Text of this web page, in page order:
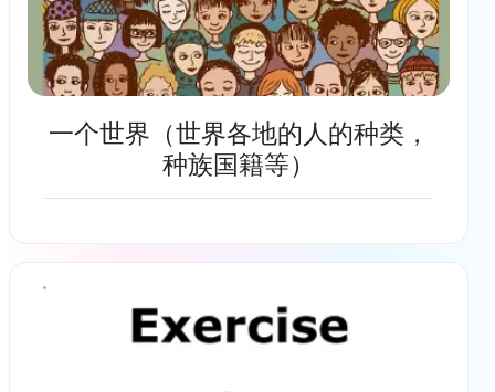
一个世界（世界各地的人的种类，
种族国籍等）